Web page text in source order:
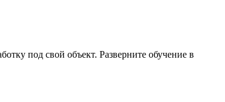
под свой объект. Разверните обучение в